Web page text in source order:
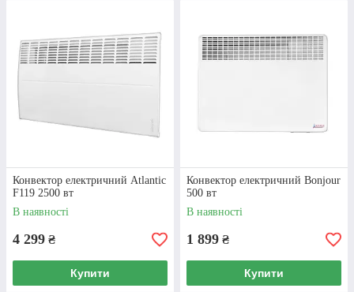
ДЕТАЛЬНІШЕ
Конвектор електричний Atlantic
F119 2500 вт
В наявності
4 299 ₴
Купити
Конвектор електричний Bonjour
500 вт
В наявності
1 899 ₴
Купити